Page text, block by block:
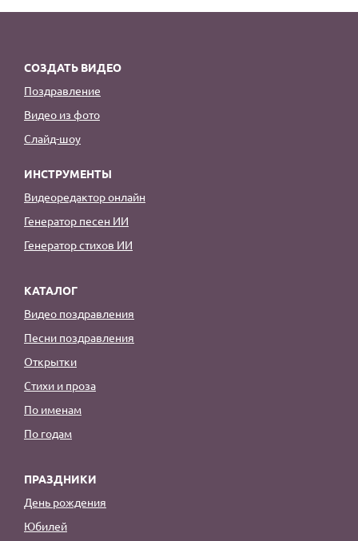
СОЗДАТЬ ВИДЕО
Поздравление
Видео из фото
Слайд-шоу
ИНСТРУМЕНТЫ
Видеоредактор онлайн
Генератор песен ИИ
Генератор стихов ИИ
КАТАЛОГ
Видео поздравления
Песни поздравления
Открытки
Стихи и проза
По именам
По годам
ПРАЗДНИКИ
День рождения
Юбилей